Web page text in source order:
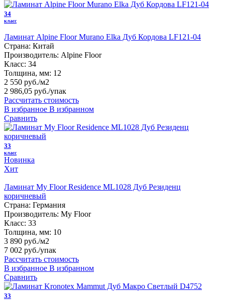
34
класс
Ламинат Alpine Floor Murano Elka Дуб Кордова LF121-04
Страна: Китай
Производитель: Alpine Floor
Класс: 34
Толщина, мм: 12
2 550 руб./м2
2 986,05 руб./упак
Рассчитать стоимость
В избранное В избранном
Сравнить
33
класс
Новинка
Хит
Ламинат My Floor Residence ML1028 Дуб Резиденц
коричневый
Страна: Германия
Производитель: My Floor
Класс: 33
Толщина, мм: 10
3 890 руб./м2
7 002 руб./упак
Рассчитать стоимость
В избранное В избранном
Сравнить
33